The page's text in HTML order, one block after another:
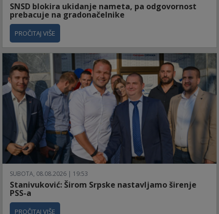
SNSD blokira ukidanje nameta, pa odgovornost
prebacuje na gradonačelnike
PROČITAJ VIŠE
SUBOTA, 08.08.2026 | 19:53
Stanivuković: Širom Srpske nastavljamo širenje
PSS-a
PROČITAJ VIŠE